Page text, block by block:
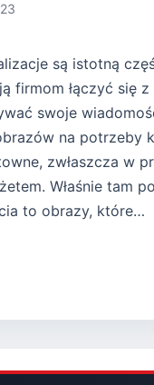
są istotną
firmom łączyć się
swoje
na potrzeby
zwłaszcza w
Właśnie tam
to obrazy, które…